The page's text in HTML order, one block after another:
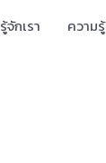
รู้จักเรา ความรู้